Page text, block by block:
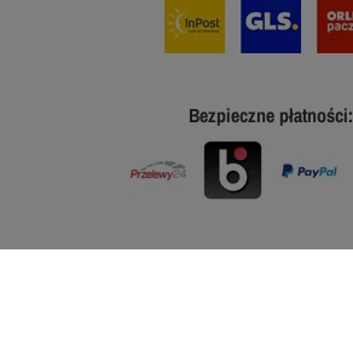
Bezpieczne płatności: